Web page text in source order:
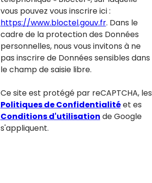
vous pouvez vous inscrire ici :
https://www.bloctel.gouv.fr. Dans le
cadre de la protection des Données
personnelles, nous vous invitons à ne
pas inscrire de Données sensibles dans
le champ de saisie libre.
Ce site est protégé par reCAPTCHA, les
Politiques de Confidentialitéet es
Conditions d'utilisation de Google
s'appliquent.